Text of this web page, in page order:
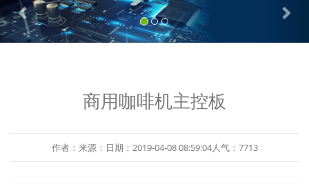
商用咖啡机主控板
作者：来源：日期：2019-04-08 08:59:04人气：7713